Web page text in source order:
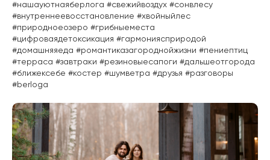
#нашауютнаяберлога #свежийвоздух #сонвлесу
#внутреннеевосстановление #хвойныйлес
#природноеозеро #грибныеместа
#цифроваядетоксикация #гармониясприродой
#домашняяеда #романтиказагороднойжизни #пениептиц
#терраса #завтраки #резиновыесапоги #дальшеотгорода
#ближексебе #костер #шумветра #друзья #разговоры
#berloga